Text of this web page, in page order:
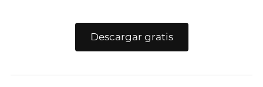
Descargar gratis